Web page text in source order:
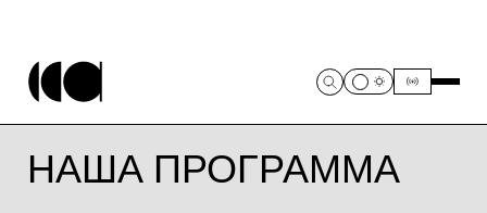
НАША ПРОГРАММА